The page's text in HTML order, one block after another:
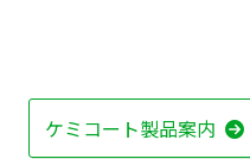
ケミコート製品案内